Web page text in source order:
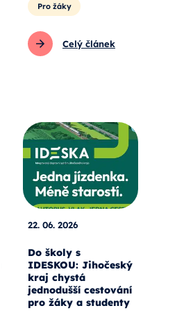
Pro žáky
Celý článek
22. 06. 2026
Do školy s
IDESKOU: Jihočeský
kraj chystá
jednodušší cestování
pro žáky a studenty